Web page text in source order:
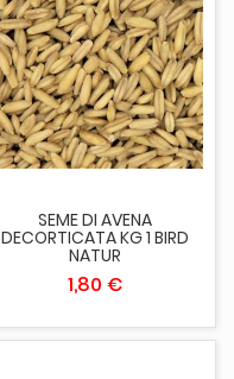
SEME DI AVENA
DECORTICATA KG 1 BIRD
NATUR
1,80 €